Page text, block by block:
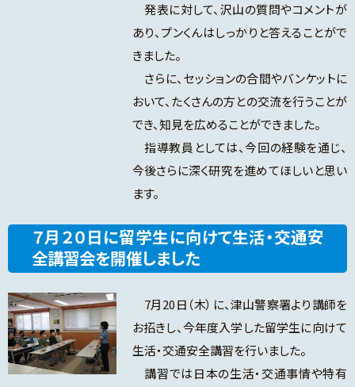
発表に対して、沢山の質問やコメントが
あり、プンくんはしっかりと答えることがで
きました。
さらに、セッションの合間やバンケットに
おいて、たくさんの方との交流を行うことが
でき、知見を広めることができました。
指導教員としては、今回の経験を通じ、
今後さらに深く研究を進めてほしいと思い
ます。
７月２０日に留学生に向けて生活・交通安
全講習会を開催しました
7月20日（木）に、津山警察署より講師を
お招きし、今年度入学した留学生に向けて
生活・交通安全講習を行いました。
講習では日本の生活・交通事情や特有